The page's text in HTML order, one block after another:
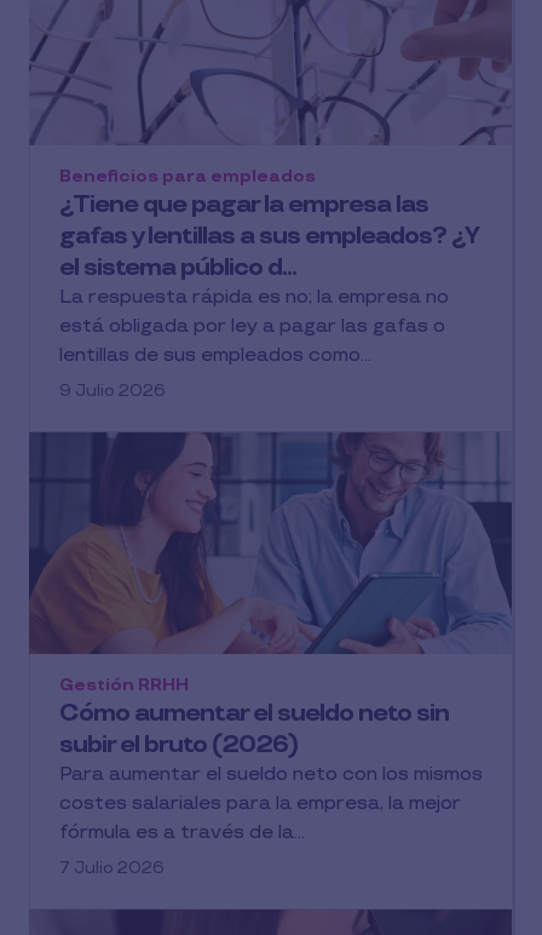
¿Tiene que pagar la empresa las
gafas y lentillas a sus empleados? ¿Y
el sistema público d...
Beneficios para empleados
La respuesta rápida es no; la empresa no
está obligada por ley a pagar las gafas o
lentillas de sus empleados como...
9 Julio 2026
Cómo aumentar el sueldo neto sin
subir el bruto (2026)
Gestión RRHH
Para aumentar el sueldo neto con los mismos
costes salariales para la empresa, la mejor
fórmula es a través de la...
7 Julio 2026